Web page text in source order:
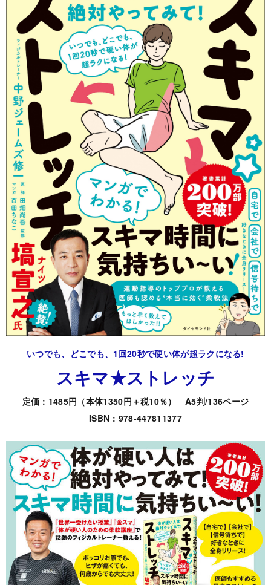
いつでも、どこでも、1回20秒で硬い体が超ラクになる!
スキマ★ストレッチ
定価：1485円（本体1350円＋税10％） A5判/136ページ
ISBN：978-447811377